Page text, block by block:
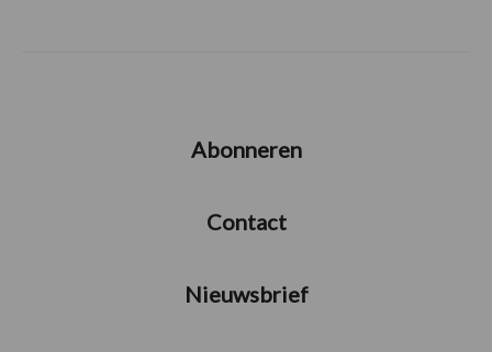
Abonneren
Contact
Nieuwsbrief